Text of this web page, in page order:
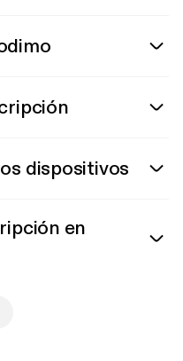
dispositivos
en